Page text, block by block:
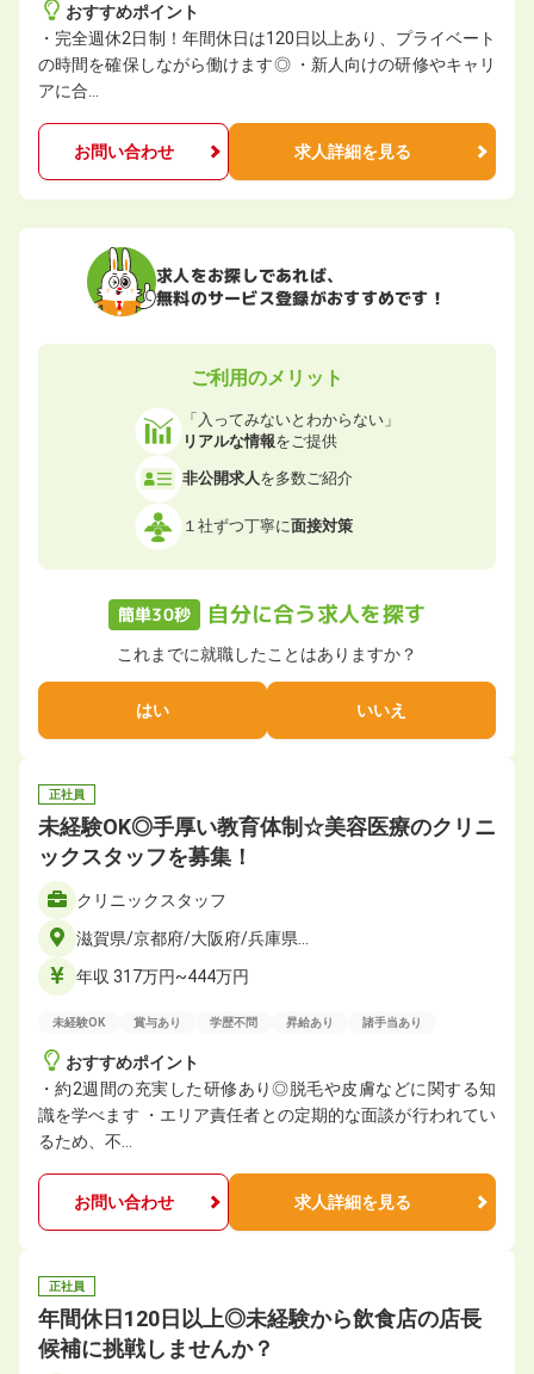
おすすめポイント
・完全週休2日制！年間休日は120日以上あり、プライベート
の時間を確保しながら働けます◎ ・新人向けの研修やキャリ
アに合…
お問い合わせ 求人詳細を見る
求人をお探しであれば、
無料のサービス登録がおすすめです！
ご利用のメリット
「入ってみないとわからない」
リアルな情報をご提供
非公開求人を多数ご紹介
１社ずつ丁寧に面接対策
簡単30秒 自分に合う求人を探す
これまでに就職したことはありますか？
はい いいえ
正社員
未経験OK◎手厚い教育体制☆美容医療のクリニ
ックスタッフを募集！
クリニックスタッフ
滋賀県/京都府/大阪府/兵庫県…
年収 317万円~444万円
未経験OK 賞与あり 学歴不問 昇給あり 諸手当あり
おすすめポイント
・約2週間の充実した研修あり◎脱毛や皮膚などに関する知
識を学べます ・エリア責任者との定期的な面談が行われてい
るため、不…
お問い合わせ 求人詳細を見る
正社員
年間休⽇120⽇以上◎未経験から飲食店の店長
候補に挑戦しませんか？